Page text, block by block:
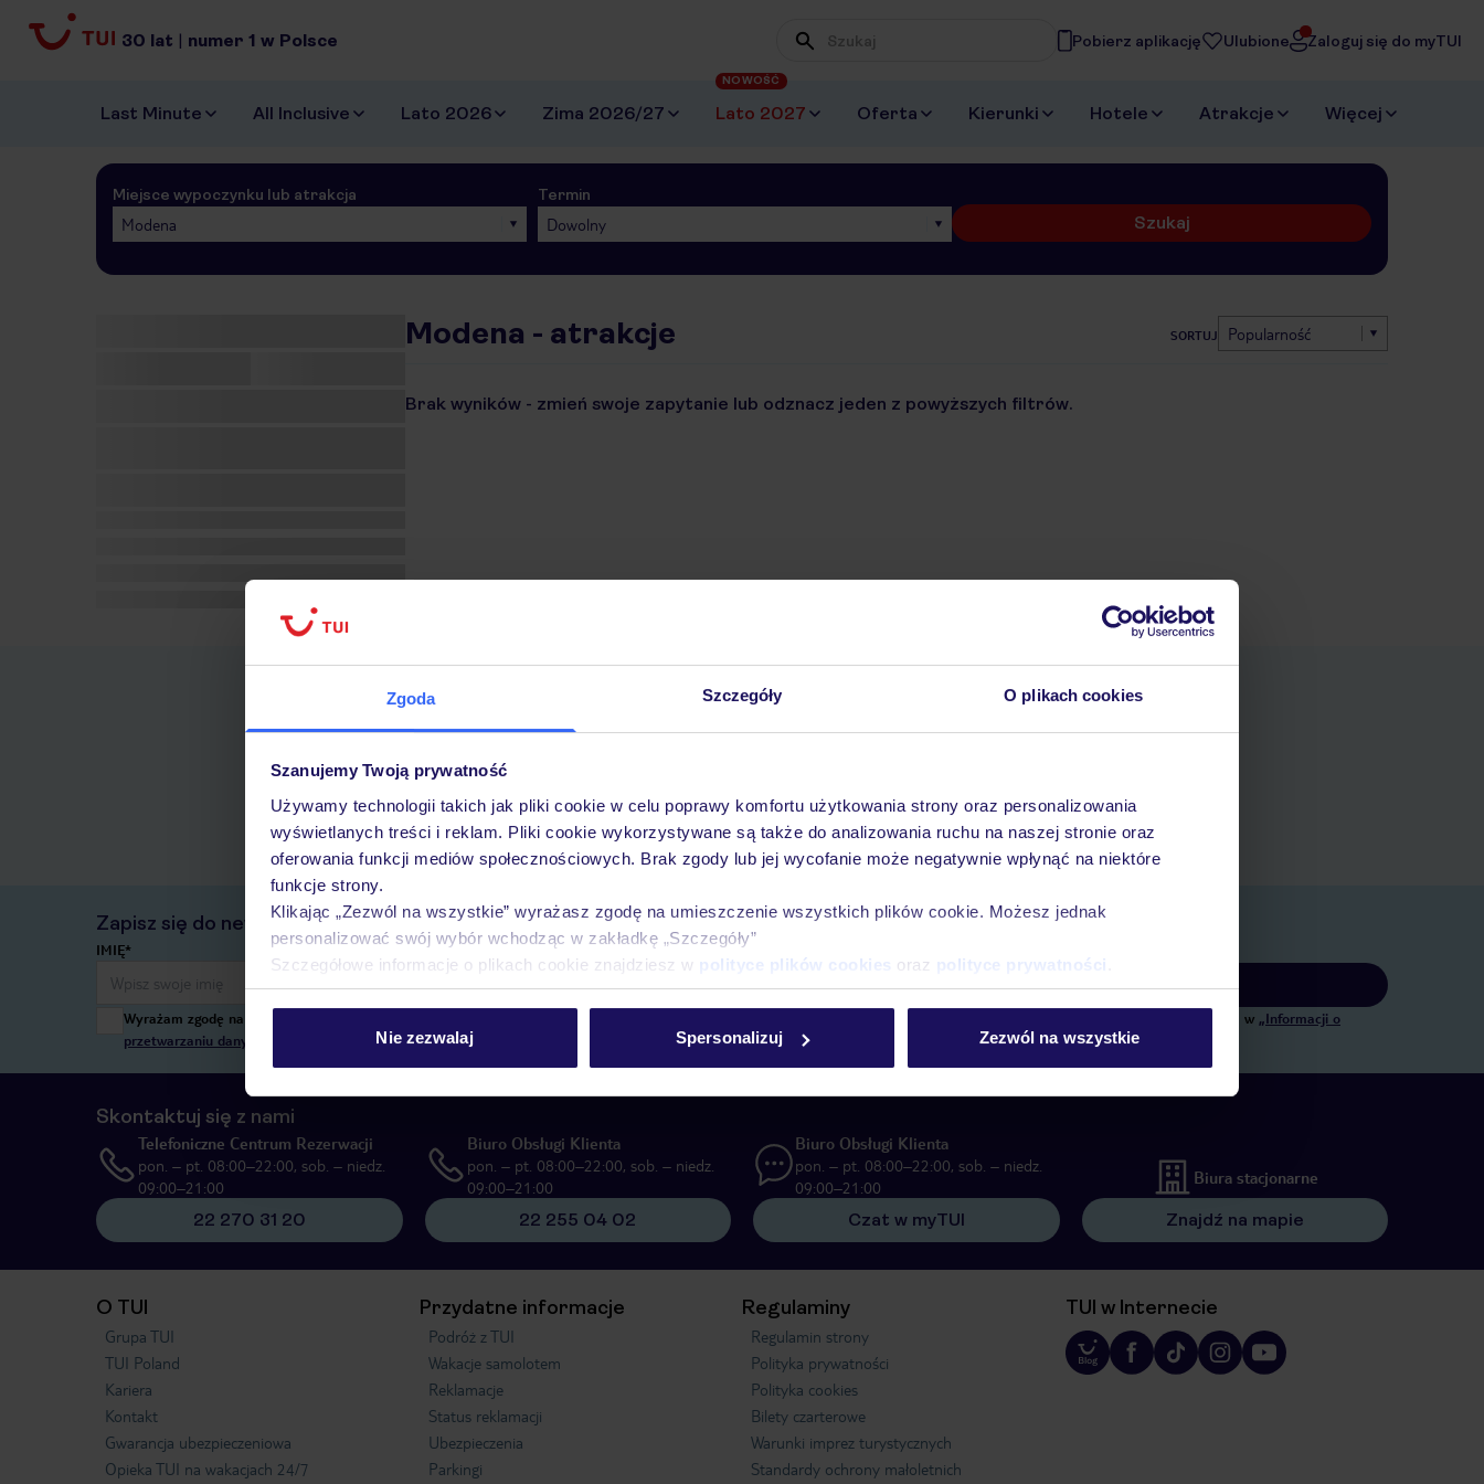
Zgoda Szczegóły O plikach cookies
Szanujemy Twoją prywatność
Używamy technologii takich jak pliki cookie w celu poprawy komfortu użytkowania strony oraz personalizowania
wyświetlanych treści i reklam. Pliki cookie wykorzystywane są także do analizowania ruchu na naszej stronie oraz
oferowania funkcji mediów społecznościowych. Brak zgody lub jej wycofanie może negatywnie wpłynąć na niektóre
funkcje strony.
Klikając „Zezwól na wszystkie” wyrażasz zgodę na umieszczenie wszystkich plików cookie. Możesz jednak
personalizować swój wybór wchodząc w zakładkę „Szczegóły”
Szczegółowe informacje o plikach cookie znajdziesz w polityce plików cookies oraz polityce prywatności
Nie zezwalaj Spersonalizuj Zezwól na wszystkie
30 lat | numer 1 w Polsce Pobierz aplikację Ulubione Zaloguj się do myTUI
Last Minute All Inclusive Lato 2026 Zima 2026/27 Lato 2027
NOWOŚĆ
Oferta Kierunki Hotele Atrakcje Więcej
Miejsce wypoczynku lub atrakcja
Modena
Termin
Dowolny Szukaj
Modena - atrakcje SORTUJ Popularność
Brak wyników - zmień swoje zapytanie lub odznacz jeden z powyższych filtrów.
Pobierz bezpłatną aplikację TUI
Szybkie wyszukiwanie i przeglądanie ofert
Kontakt z TUI i wszystkie informacje o Twojej rezerwacji w myTUI
Zapisz się do newslettera
IMIĘ* E-MAIL*
Zapisz się
Wyrażam zgodę na przetwarzanie danych osobowych przez TUI Poland Sp. z o.o. i TUI Poland Dystrybucja Sp. z o.o. w celach marketingowych, w zakresie oraz celu wskazanym w „Informacji o
przetwarzaniu danych osobowych”
, poprzez elektroniczną formę komunikacji (e-mail), także z użyciem tzw. automatycznych systemów wywołujących.
Skontaktuj się z nami
Telefoniczne Centrum Rezerwacji
pon. – pt. 08:00–22:00, sob. – niedz.
09:00–21:00
22 270 31 20
Biuro Obsługi Klienta
pon. – pt. 08:00–22:00, sob. – niedz.
09:00–21:00
22 255 04 02
Biuro Obsługi Klienta
pon. – pt. 08:00–22:00, sob. – niedz.
09:00–21:00
Czat w myTUI
Biura stacjonarne
Znajdź na mapie
O TUI
Grupa TUI
TUI Poland
Kariera
Kontakt
Gwarancja ubezpieczeniowa
Opieka TUI na wakacjach 24/7
Przydatne informacje
Podróż z TUI
Wakacje samolotem
Reklamacje
Status reklamacji
Ubezpieczenia
Parkingi
Regulaminy
Regulamin strony
Polityka prywatności
Polityka cookies
Bilety czarterowe
Warunki imprez turystycznych
Standardy ochrony małoletnich
TUI w Internecie